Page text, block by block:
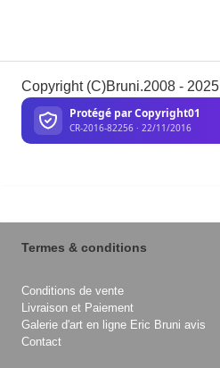
Copyright (C)Bruni.2008 - 2025
Termes & conditions
Conditions de vente
Livraison et Paiement
Galerie d'art en ligne Eric Bruni avis
Contact